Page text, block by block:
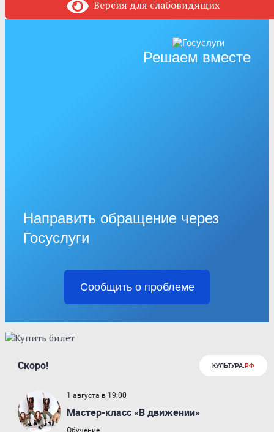
Версия для слабовидящих
Решаем вместе
Направить обращение через
Госуслуги
Сообщить о проблеме